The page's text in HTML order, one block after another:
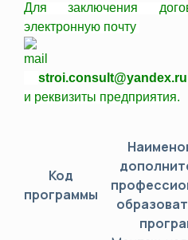
Для заключения
электронную почту
stroi.consult@yandex.ru
и реквизиты предприятия.
Код
программы